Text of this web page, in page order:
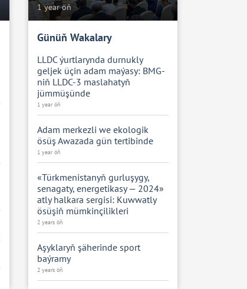
1 year öň
Günüň Wakalary
LLDC ýurtlarynda durnukly
geljek üçin adam maýasy: BMG-
niň LLDC-3 maslahatyň
jümmüşünde
1 year öň
Adam merkezli we ekologik
ösüş Awazada gün tertibinde
1 year öň
«Türkmenistanyň gurluşygy,
senagaty, energetikasy — 2024»
atly halkara sergisi: Kuwwatly
ösüşiň mümkinçilikleri
2 years öň
Aşyklaryň şäherinde sport
baýramy
2 years öň